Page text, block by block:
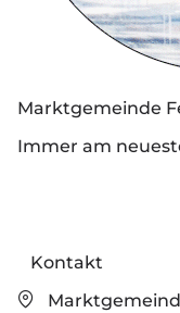
Marktgemeinde
Immer am
Kontakt